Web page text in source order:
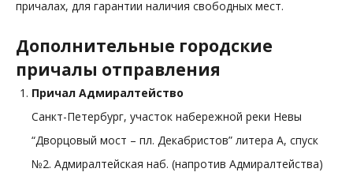
причалах, для гарантии наличия свободных мест.
Дополнительные городские
причалы отправления
Причал Адмиралтейство
Санкт-Петербург, участок набережной реки Невы
“Дворцовый мост – пл. Декабристов” литера А, спуск
№2. Адмиралтейская наб. (напротив Адмиралтейства)